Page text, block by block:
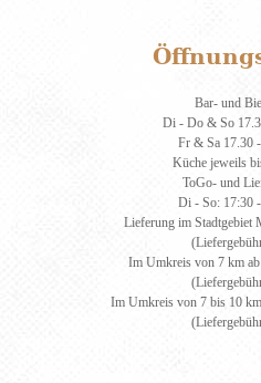
Bar- und
Di - Do & So
Fr & Sa 17.30
Küche jeweils
ToGo- und
Di - So: 17:30
Lieferung im Stadtgebiet
Im Umkreis von 7 km
Im Umkreis von 7 bis 10